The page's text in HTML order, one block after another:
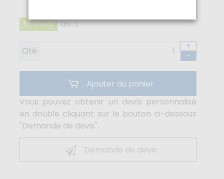
En stock Qté : 2
Qté
+
-
Ajouter au panier
Vous pouvez obtenir un devis personnalisé
en double cliquant sur le bouton ci-dessous
"Demande de devis".
Demande de devis